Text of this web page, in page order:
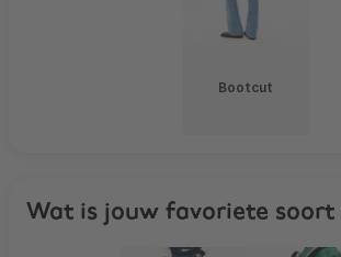
Bootcut
Wat is jouw favoriete soort